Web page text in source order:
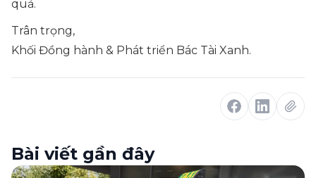
quả.
Trân trọng,
Khối Đồng hành & Phát triển Bác Tài Xanh.
Bài viết gần đây